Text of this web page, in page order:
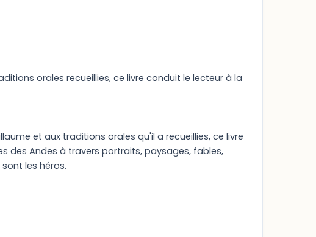
orales recueillies, ce livre conduit le lecteur à la
et aux traditions orales qu'il a recueillies, ce livre
des Andes à travers portraits, paysages, fables,
les héros.